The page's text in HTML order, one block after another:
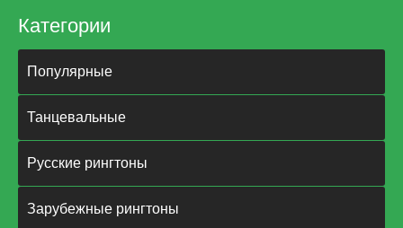
Категории
Популярные
Танцевальные
Русские рингтоны
Зарубежные рингтоны